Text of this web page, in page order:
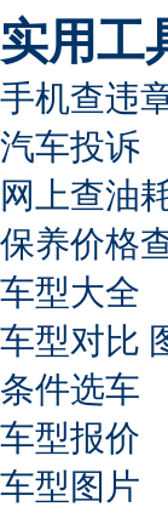
实用工
手机查违
汽车投诉
网上查油
保养价格
车型大全
车型对比
条件选车
车型报价
车型图片